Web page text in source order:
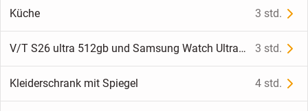
Küche 3 std.
V/T S26 ultra 512gb und Samsung Watch Ultra orange 3 std.
Kleiderschrank mit Spiegel 4 std.